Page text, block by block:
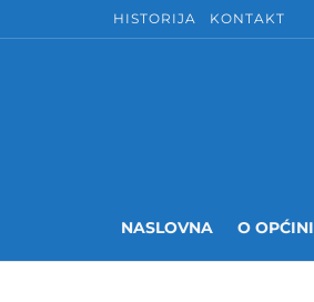
HISTORIJA KONTAKT
NASLOVNA O OPĆINI